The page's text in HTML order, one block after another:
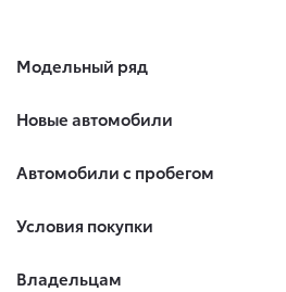
Модельный ряд
Новые автомобили
Автомобили с пробегом
Условия покупки
Владельцам